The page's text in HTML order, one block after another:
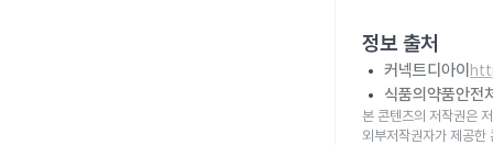
정보 출처
커넥트디아이
식품의약품안전
본 콘텐츠의 저작권은
외부저작권자가 제공한